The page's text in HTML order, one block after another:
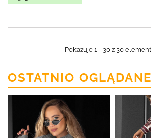
Pokazuje 1 - 30 z 30
OSTATNIO OGLĄDANE